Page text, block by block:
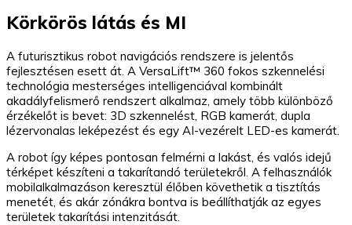
Körkörös látás és MI
A futurisztikus robot navigációs rendszere is jelentős
fejlesztésen esett át. A VersaLift™ 360 fokos szkennelési
technológia mesterséges intelligenciával kombinált
akadályfelismerő rendszert alkalmaz, amely több különböző
érzékelőt is bevet: 3D szkennelést, RGB kamerát, dupla
lézervonalas leképezést és egy AI-vezérelt LED-es kamerát.
A robot így képes pontosan felmérni a lakást, és valós idejű
térképet készíteni a takarítandó területekről. A felhasználók
mobilalkalmazáson keresztül élőben követhetik a tisztítás
menetét, és akár zónákra bontva is beállíthatják az egyes
területek takarítási intenzitását.